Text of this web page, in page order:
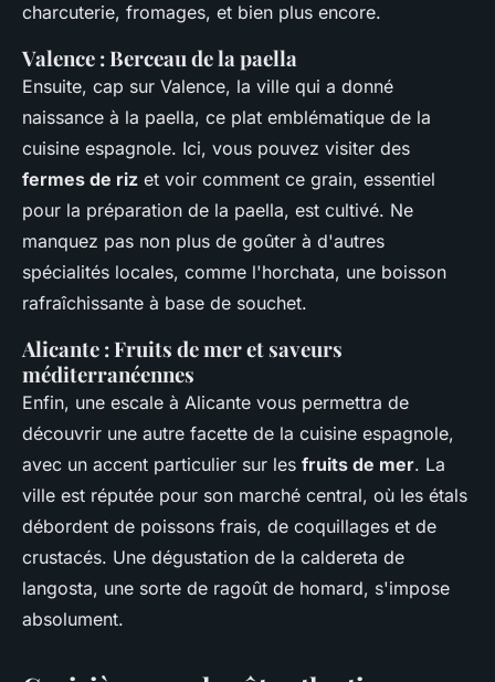
charcuterie, fromages, et bien plus encore.
Valence : Berceau de la paella
Ensuite, cap sur Valence, la ville qui a donné
naissance à la paella, ce plat emblématique de la
cuisine espagnole. Ici, vous pouvez visiter des
fermes de riz et voir comment ce grain, essentiel
pour la préparation de la paella, est cultivé. Ne
manquez pas non plus de goûter à d'autres
spécialités locales, comme l'horchata, une boisson
rafraîchissante à base de souchet.
Alicante : Fruits de mer et saveurs
méditerranéennes
Enfin, une escale à Alicante vous permettra de
découvrir une autre facette de la cuisine espagnole,
avec un accent particulier sur les fruits de mer. La
ville est réputée pour son marché central, où les étals
débordent de poissons frais, de coquillages et de
crustacés. Une dégustation de la caldereta de
langosta, une sorte de ragoût de homard, s'impose
absolument.